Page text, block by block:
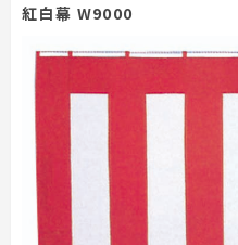
屋外イベント事業
屋内イベント事業
Indoor event business
トレーラーハウス事業
Trailer house business
工事用テント・テント倉庫事業
Construction tent / tent
営業所一覧
ニュース
News
ブログ
レンタルシステム のご案内
Guidance
レンタルシステムのご案内
会社案内
検索する
紅白幕 W9000